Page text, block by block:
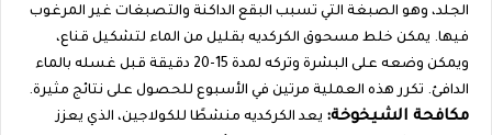
الجلد، وهو الصبغة التي تسبب البقع الداكنة والتصبغات غير المرغوب
فيها. يمكن خلط مسحوق الكركديه بقليل من الماء لتشكيل قناع،
ويمكن وضعه على البشرة وتركه لمدة 15-20 دقيقة قبل غسله بالماء
الدافئ. تكرر هذه العملية مرتين في الأسبوع للحصول على نتائج مثيرة.
مكافحة الشيخوخة: يعد الكركديه منشطًا للكولاجين، الذي يعزز